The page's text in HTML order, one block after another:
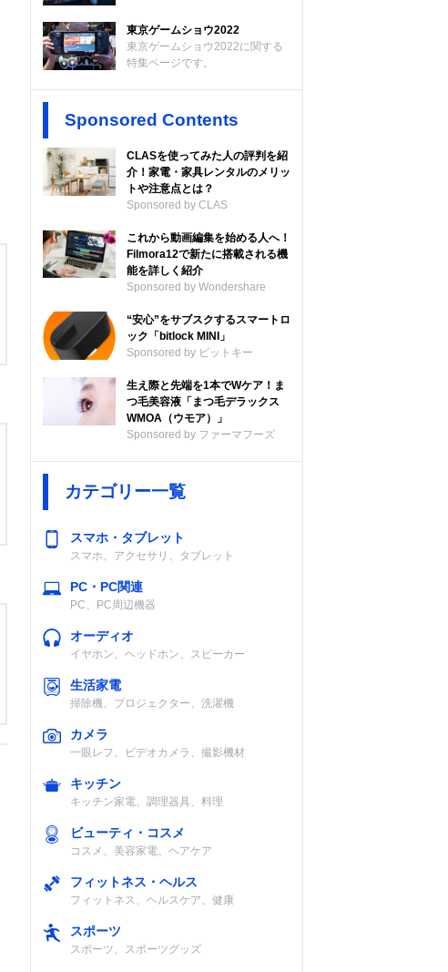
東京ゲームショウ2022
東京ゲームショウ2022に関する
特集ページです。
Sponsored Contents
CLASを使ってみた人の評判を紹
介！家電・家具レンタルのメリッ
トや注意点とは？
Sponsored by CLAS
これから動画編集を始める人へ！
Filmora12で新たに搭載される機
能を詳しく紹介
Sponsored by Wondershare
“安心”をサブスクするスマートロ
ック「bitlock MINI」
Sponsored by ビットキー
生え際と先端を1本でWケア！ま
つ毛美容液「まつ毛デラックス
WMOA（ウモア）」
Sponsored by ファーマフーズ
カテゴリー一覧
スマホ・タブレット
スマホ、アクセサリ、タブレット
PC・PC関連
PC、PC周辺機器
オーディオ
イヤホン、ヘッドホン、スピーカー
生活家電
掃除機、プロジェクター、洗濯機
カメラ
一眼レフ、ビデオカメラ、撮影機材
キッチン
キッチン家電、調理器具、料理
ビューティ・コスメ
コスメ、美容家電、ヘアケア
フィットネス・ヘルス
フィットネス、ヘルスケア、健康
スポーツ
スポーツ、スポーツグッズ